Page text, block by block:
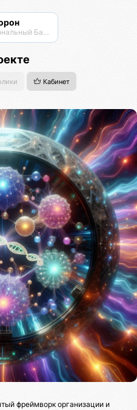
Персональный Банк Памяти
Кабинет
фреймворк организации и